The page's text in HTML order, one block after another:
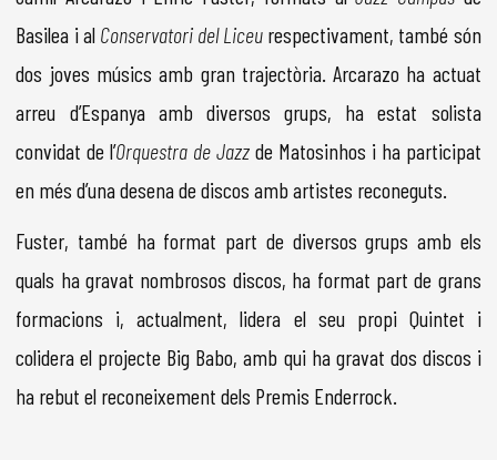
Basilea i alConservatori del Liceu respectivament, també són
dos joves músics amb gran trajectòria. Arcarazo ha actuat
arreu d’Espanya amb diversos grups, ha estat solista
convidat de l’Orquestra de Jazz de Matosinhos i ha participat
en més d’una desena de discos amb artistes reconeguts.
Fuster, també ha format part de diversos grups amb els
quals ha gravat nombrosos discos, ha format part de grans
formacions i, actualment, lidera el seu propi Quintet i
colidera el projecte Big Babo, amb qui ha gravat dos discos i
ha rebut el reconeixement dels Premis Enderrock.